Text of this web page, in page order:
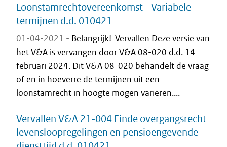
Loonstamrechtovereenkomst - Variabele
termijnen d.d. 010421
01-04-2021 - Belangrijk! Vervallen Deze versie van
het V&A is vervangen door V&A 08-020 d.d. 14
februari 2024. Dit V&A 08-020 behandelt de vraag
of en in hoeverre de termijnen uit een
loonstamrecht in hoogte mogen variëren....
Vervallen V&A 21-004 Einde overgangsrecht
levensloopregelingen en pensioengevende